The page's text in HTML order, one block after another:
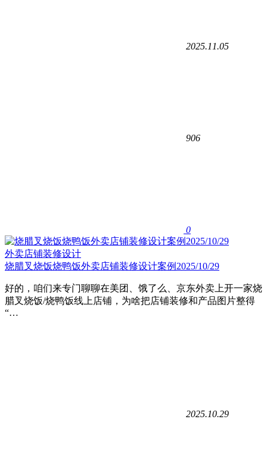
2025.11.05
906
0
外卖店铺装修设计
烧腊叉烧饭烧鸭饭外卖店铺装修设计案例2025/10/29
好的，咱们来专门聊聊在美团、饿了么、京东外卖上开一家烧
腊叉烧饭/烧鸭饭线上店铺，为啥把店铺装修和产品图片整得
“…
2025.10.29